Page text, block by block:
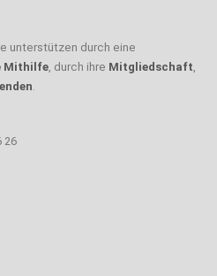
unterstützen durch eine
Mithilfe, durch ihre Mitgliedschaft,
.
26